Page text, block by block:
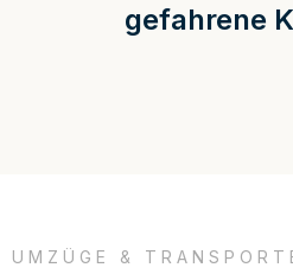
gefahrene
UMZÜGE &